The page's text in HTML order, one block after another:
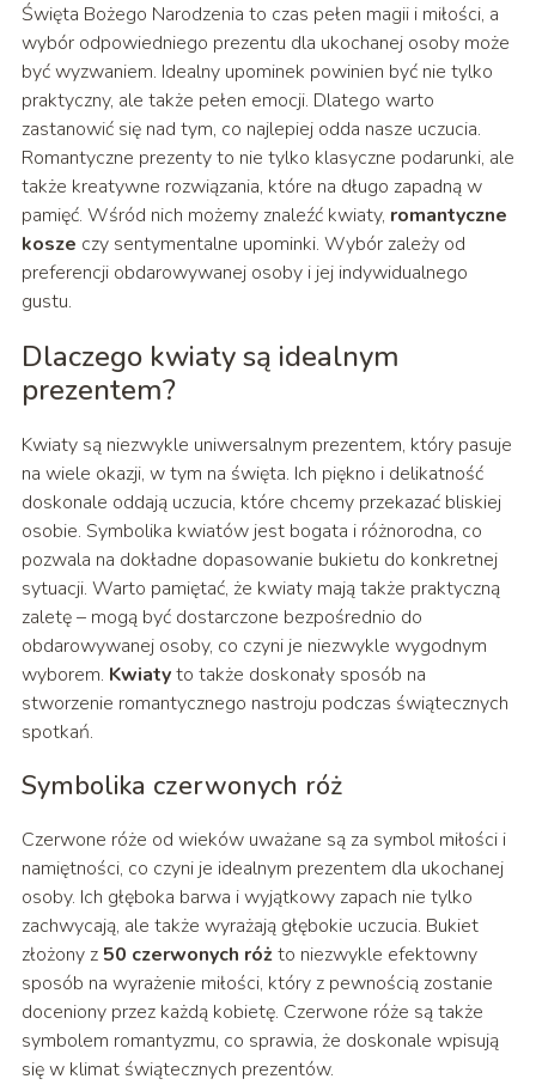
Święta Bożego Narodzenia to czas pełen magii i miłości, a
wybór odpowiedniego prezentu dla ukochanej osoby może
być wyzwaniem. Idealny upominek powinien być nie tylko
praktyczny, ale także pełen emocji. Dlatego warto
zastanowić się nad tym, co najlepiej odda nasze uczucia.
Romantyczne prezenty to nie tylko klasyczne podarunki, ale
także kreatywne rozwiązania, które na długo zapadną w
pamięć. Wśród nich możemy znaleźć kwiaty, romantyczne
kosze czy sentymentalne upominki. Wybór zależy od
preferencji obdarowywanej osoby i jej indywidualnego
gustu.
Dlaczego kwiaty są idealnym
prezentem?
Kwiaty są niezwykle uniwersalnym prezentem, który pasuje
na wiele okazji, w tym na święta. Ich piękno i delikatność
doskonale oddają uczucia, które chcemy przekazać bliskiej
osobie. Symbolika kwiatów jest bogata i różnorodna, co
pozwala na dokładne dopasowanie bukietu do konkretnej
sytuacji. Warto pamiętać, że kwiaty mają także praktyczną
zaletę – mogą być dostarczone bezpośrednio do
obdarowywanej osoby, co czyni je niezwykle wygodnym
wyborem. Kwiatyto także doskonały sposób na
stworzenie romantycznego nastroju podczas świątecznych
spotkań.
Symbolika czerwonych róż
Czerwone róże od wieków uważane są za symbol miłości i
namiętności, co czyni je idealnym prezentem dla ukochanej
osoby. Ich głęboka barwa i wyjątkowy zapach nie tylko
zachwycają, ale także wyrażają głębokie uczucia. Bukiet
złożony z 50 czerwonych różto niezwykle efektowny
sposób na wyrażenie miłości, który z pewnością zostanie
doceniony przez każdą kobietę. Czerwone róże są także
symbolem romantyzmu, co sprawia, że doskonale wpisują
się w klimat świątecznych prezentów.